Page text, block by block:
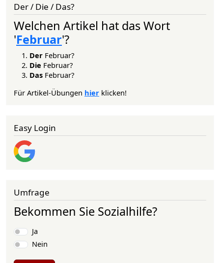
Der / Die / Das?
Welchen Artikel hat das Wort
'Februar'?
Der Februar?
Die Februar?
Das Februar?
Für Artikel-Übungen hier klicken!
Easy Login
Umfrage
Bekommen Sie Sozialhilfe?
Auswahlmöglichkeiten
Ja
Nein